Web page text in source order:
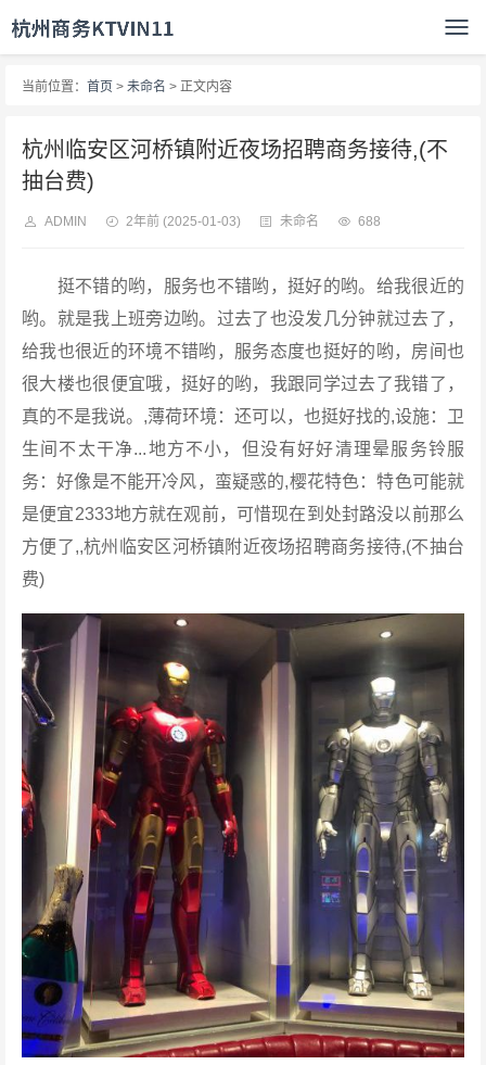
当前位置： 首页 > 未命名 > 正文内容
杭州临安区河桥镇附近夜场招聘商务接待,(不
抽台费)
ADMIN 2年前 (2025-01-03) 未命名 688
挺不错的哟，服务也不错哟，挺好的哟。给我很近的
哟。就是我上班旁边哟。过去了也没发几分钟就过去了，
给我也很近的环境不错哟，服务态度也挺好的哟，房间也
很大楼也很便宜哦，挺好的哟，我跟同学过去了我错了，
真的不是我说。,薄荷环境：还可以，也挺好找的,设施：卫
生间不太干净...地方不小，但没有好好清理晕服务铃服
务：好像是不能开冷风，蛮疑惑的,樱花特色：特色可能就
是便宜2333地方就在观前，可惜现在到处封路没以前那么
方便了,,杭州临安区河桥镇附近夜场招聘商务接待,(不抽台
费)